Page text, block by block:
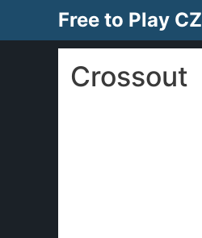
Free to Play CZ
Crossout